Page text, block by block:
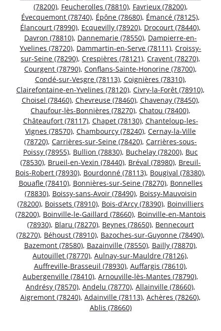
(78200), Feucherolles (78810), Favrieux (78200),
Évecquemont (78740), Épône (78680), Émancé (78125),
Élancourt (78990), Ecquevilly (78920), Drocourt (78440),
Davron (78810), Dannemarie (78550), Dampierre-en-
Yvelines (78720), Dammartin-en-Serve (78111), Croissy-
sur-Seine (78290), Crespières (78121), Cravent (78270),
Courgent (78790), Conflans-Sainte-Honorine (78700),
Condé-sur-Vesgre (78113), Coignières (78310),
Clairefontaine-en-Yvelines (78120), Civry-la-Forêt (78910),
Choisel (78460), Chevreuse (78460), Chavenay (78450),
Chaufour-lès-Bonnières (78270), Chatou (78400),
Châteaufort (78117), Chapet (78130), Chanteloup-les-
Vignes (78570), Chambourcy (78240), Cernay-la-Ville
(78720), Carrières-sur-Seine (78420), Carrières-sous-
Poissy (78955), Bullion (78830), Buchelay (78200), Buc
(78530), Brueil-en-Vexin (78440), Bréval (78980), Breuil-
Bois-Robert (78930), Bourdonné (78113), Bougival (78380),
Bouafle (78410), Bonnières-sur-Seine (78270), Bonnelles
(78830), Boissy-sans-Avoir (78490), Boissy-Mauvoisin
(78200), Boissets (78910), Bois-d’Arcy (78390), Boinvilliers
(78200), Boinville-le-Gaillard (78660), Boinville-en-Mantois
(78930), Blaru (78270), Beynes (78650), Bennecourt
(78270), Béhoust (78910), Bazoches-sur-Guyonne (78490),
Bazemont (78580), Bazainville (78550), Bailly (78870),
Autouillet (78770), Aulnay-sur-Mauldre (78126),
Auffreville-Brasseuil (78930), Auffargis (78610),
Aubergenville (78410), Arnouville-lès-Mantes (78790),
Andrésy (78570), Andelu (78770), Allainville (78660),
Aigremont (78240), Adainville (78113), Achères (78260),
Ablis (78660)